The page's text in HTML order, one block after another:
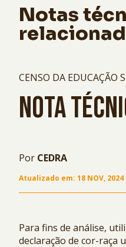
Notas
CENSO DA EDUCAÇÃO
NOTA
Por CEDRA
Atualizado em: 18 NOV, 2024
Para fins de análise,
declaração de cor-raça